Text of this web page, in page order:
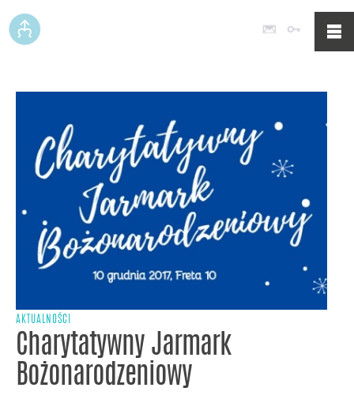
Poczta
AKTUALNOŚCI
Charytatywny Jarmark
Bożonarodzeniowy